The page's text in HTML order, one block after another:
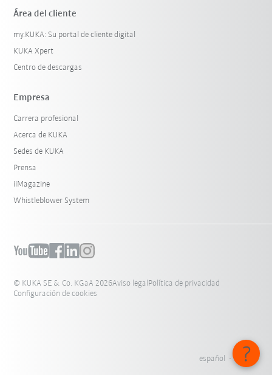
Área del cliente
my.KUKA: Su portal de cliente digital
KUKA Xpert
Centro de descargas
Empresa
Carrera profesional
Acerca de KUKA
Sedes de KUKA
Prensa
iiMagazine
Whistleblower System
© KUKA SE & Co. KGaA 2026Aviso legalPolítica de privacidad
Configuración de cookies
español - México